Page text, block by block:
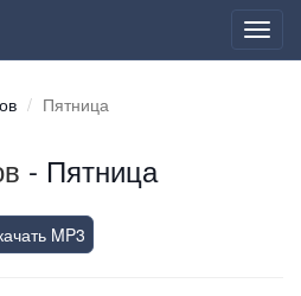
Пятница
- Пятница
MP3